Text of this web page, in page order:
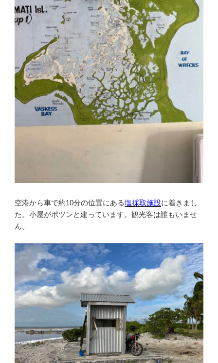
空港から車で約10分の位置にある塩採取施設に着きまし
た。小屋がポツンと建っています。観光客は誰もいませ
ん。